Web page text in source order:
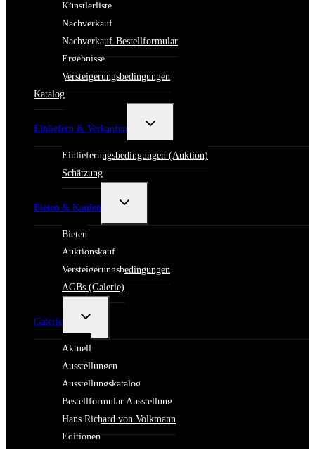
Künstlerliste
Nachverkauf
Nachverkauf-Bestellformular
Ergebnisse
Versteigerungsbedingungen
Katalog
Einliefern & Verkaufen
Untermenü
Einlieferungsbedingungen (Auktion)
Schätzung
Bieten & Kaufen
Untermenü
Bieten
Auktionskauf
Versteigerungsbedingungen
AGBs (Galerie)
Galerie
Untermenü
Aktuell
Ausstellungen
Ausstellungskatalog
Bestellformular Ausstellung
Hans Richard von Volkmann
Editionen